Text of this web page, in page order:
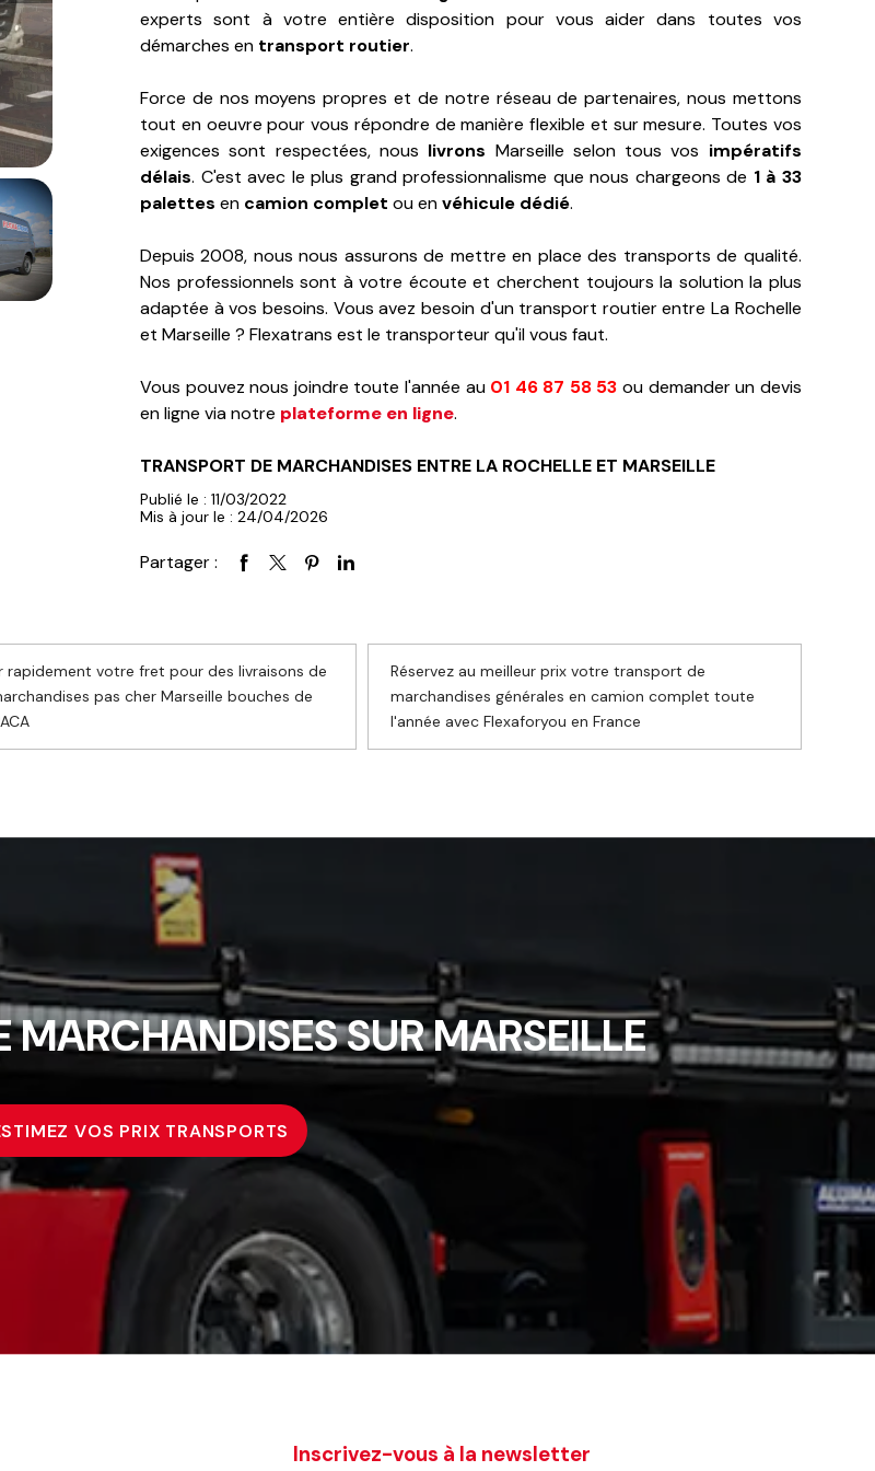
experts sont à votre entière disposition pour vous aider dans toutes vos
démarches en transport routier.
Force de nos moyens propres et de notre réseau de partenaires, nous mettons
tout en oeuvre pour vous répondre de manière flexible et sur mesure. Toutes vos
exigences sont respectées, nous livrons Marseille selon tous vos impératifs
délais. C'est avec le plus grand professionnalisme que nous chargeons de 1 à 33
palettes en camion complet ou envéhicule dédié.
Depuis 2008, nous nous assurons de mettre en place des transports de qualité.
Nos professionnels sont à votre écoute et cherchent toujours la solution la plus
adaptée à vos besoins. Vous avez besoin d'un transport routier entre La Rochelle
et Marseille ? Flexatrans est le transporteur qu'il vous faut.
Vous pouvez nous joindre toute l'année au 01 46 87 58 53 ou demander un devis
en ligne via notre plateforme en ligne.
TRANSPORT DE MARCHANDISES ENTRE LA ROCHELLE ET MARSEILLE
Publié le : 11/03/2022
Mis à jour le : 24/04/2026
Partager :
rapidement votre fret pour des livraisons de
pas cher Marseille bouches de
Réservez au meilleur prix votre transport de
marchandises générales en camion complet toute
l'année avec Flexaforyou en France
MARCHANDISES SUR MARSEILLE
VOS PRIX TRANSPORTS
Inscrivez-vous à la newsletter